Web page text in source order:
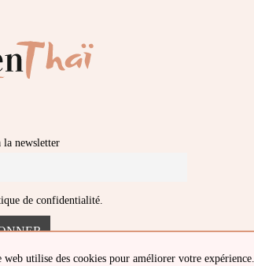
la newsletter
de confidentialité.
web utilise des cookies pour améliorer votre